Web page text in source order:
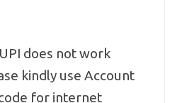
does not work
kindly use Account
for internet